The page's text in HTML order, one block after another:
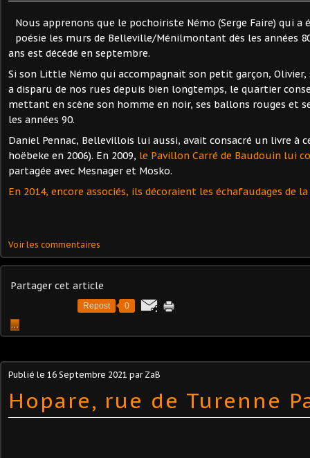
Nous apprenons que le pochoiriste Némo (Serge Faire) qui a
poésie les murs de Belleville/Ménilmontant dès les années
ans est décédé en septembre.
Si son Little Némo qui accompagnait son petit garçon,
a disparu de nos rues depuis bien longtemps, le quartier
mettant en scène son homme en noir, ses ballons rouges et
les années 90.
Daniel Pennac, Bellevillois lui aussi, avait consacré un livre à
hoëbeke en 2006). En 2009, le Pavillon Carré de Baudouin lui
partagée avec Mesnager et Mosko.
En 2014, encore associés, ils décoraient les échafaudages de
Voir les commentaires
Partager cet article
Repost 0
…
Publié le 16 Septembre 2021 par ZaB
Hopare, rue de Turenne